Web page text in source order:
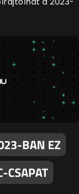
BAN EZ
CSAPAT